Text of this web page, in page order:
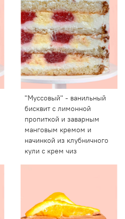
"Муссовый" - ванильный
бисквит с лимонной
пропиткой и заварным
манговым кремом и
начинкой из клубничного
кули с крем чиз